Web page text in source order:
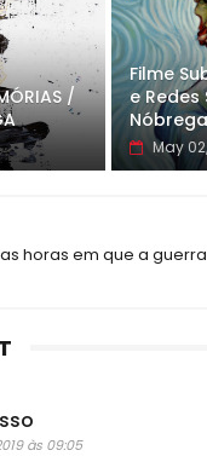
/
Filme
e
Nóbrega
May
horas em que a
às 09:05